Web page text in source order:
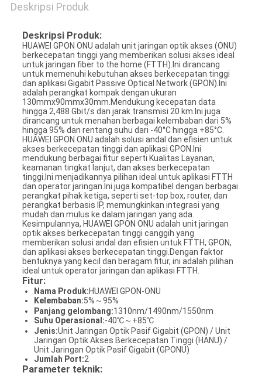
Deskripsi Produk
Deskripsi Produk:
HUAWEI GPON ONU adalah unit jaringan optik akses (ONU)
berkecepatan tinggi yang memberikan solusi akses ideal
untuk jaringan fiber to the home (FTTH).Ini dirancang
untuk memenuhi kebutuhan akses berkecepatan tinggi
dan aplikasi Gigabit Passive Optical Network (GPON).Ini
adalah perangkat kompak dengan ukuran
130mmx90mmx30mm.Mendukung kecepatan data
hingga 2,488 Gbit/s dan jarak transmisi 20 km.Ini juga
dirancang untuk menahan berbagai kelembaban dari 5%
hingga 95% dan rentang suhu dari -40°C hingga +85°C.
HUAWEI GPON ONU adalah solusi andal dan efisien untuk
akses berkecepatan tinggi dan aplikasi GPON.Ini
mendukung berbagai fitur seperti Kualitas Layanan,
keamanan tingkat lanjut, dan akses berkecepatan
tinggi.Ini menjadikannya pilihan ideal untuk aplikasi FTTH
dan operator jaringan.Ini juga kompatibel dengan berbagai
perangkat pihak ketiga, seperti set-top box, router, dan
perangkat berbasis IP, memungkinkan integrasi yang
mudah dan mulus ke dalam jaringan yang ada.
Kesimpulannya, HUAWEI GPON ONU adalah unit jaringan
optik akses berkecepatan tinggi canggih yang
memberikan solusi andal dan efisien untuk FTTH, GPON,
dan aplikasi akses berkecepatan tinggi.Dengan faktor
bentuknya yang kecil dan beragam fitur, ini adalah pilihan
ideal untuk operator jaringan dan aplikasi FTTH.
Fitur:
Nama Produk:HUAWEI GPON-ONU
Kelembaban:5%～95%
Panjang gelombang:1310nm/1490nm/1550nm
Suhu Operasional:-40℃～+85℃
Jenis:Unit Jaringan Optik Pasif Gigabit (GPON) / Unit
Jaringan Optik Akses Berkecepatan Tinggi (HANU) /
Unit Jaringan Optik Pasif Gigabit (GPONU)
Jumlah Port:2
Parameter teknik: